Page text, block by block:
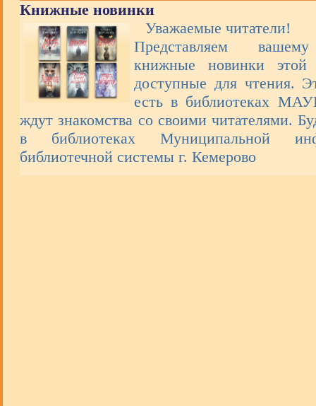
Книжные новинки
Уважаемые читатели!
Представляем
книжные новинки
доступные для чтения.
есть в библиотеках
ждут знакомства со своими читателями.
в библиотеках Муниципальной
библиотечной системы г. Кемерово